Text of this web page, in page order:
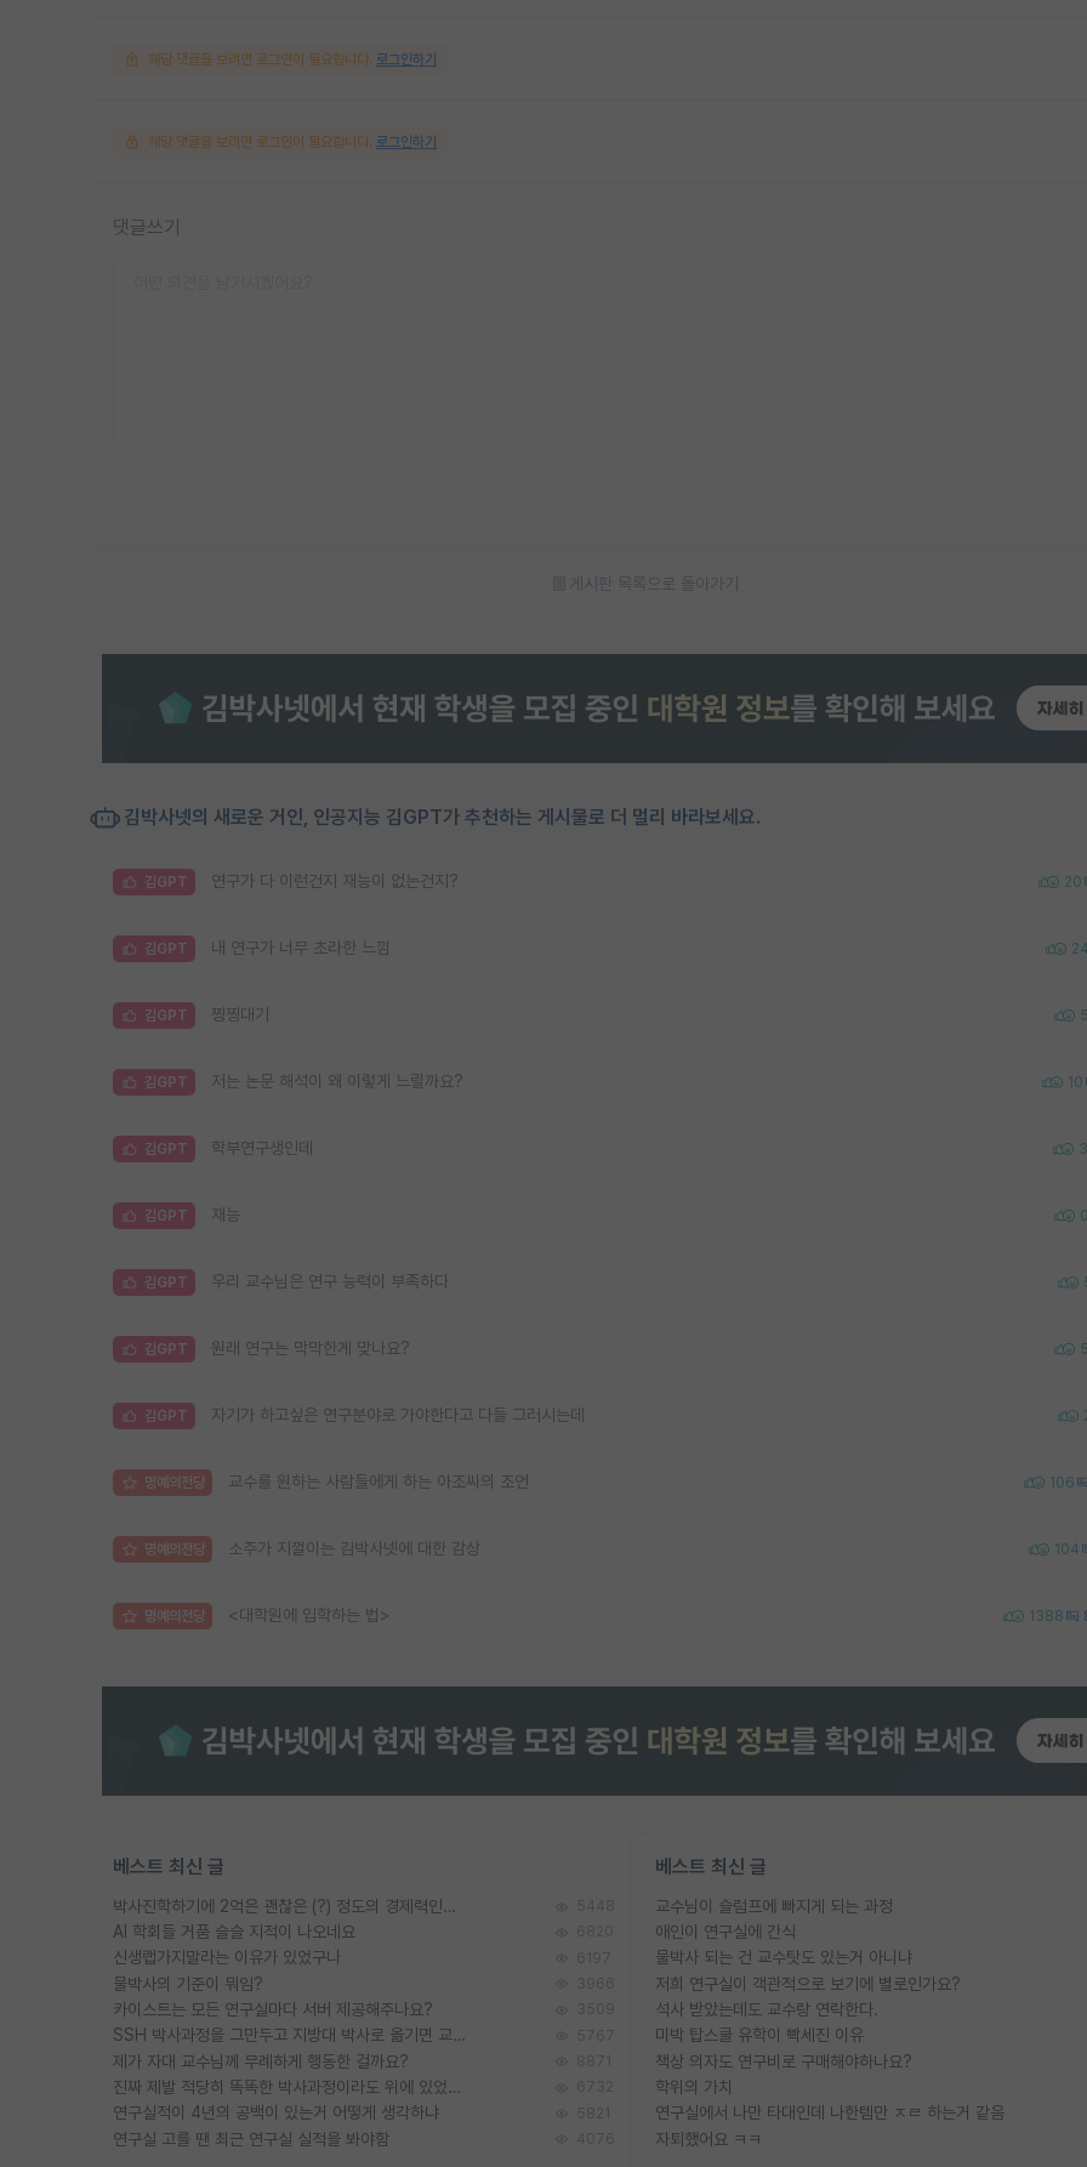
해당 댓글을 보려면 로그인이 필요합니다. 로그인하기
해당 댓글을 보려면 로그인이 필요합니다. 로그인하기
댓글쓰기
게시판 목록으로 돌아가기
김박사넷의 새로운 거인, 인공지능 김GPT가 추천하는 게시물로 더 멀리 바라보세요.
김GPT 연구가 다 이런건지 재능이 없는건지? 20
김GPT 내 연구가 너무 초라한 느낌
김GPT 찡찡대기
김GPT 저는 논문 해석이 왜 이렇게 느릴까요? 10
김GPT 학부연구생인데 3
김GPT 재능
김GPT 우리 교수님은 연구 능력이 부족하다
김GPT 원래 연구는 막막한게 맞나요?
김GPT 자기가 하고싶은 연구분야로 가야한다고 다들 그러시는데
명예의전당 교수를 원하는 사람들에게 하는 아조씨의 조언 106
명예의전당 소주가 지껄이는 김박사넷에 대한 감상 104
명예의전당 <대학원에 입학하는 법> 1388
베스트 최신 글
박사진학하기에 2억은 괜찮은 (?) 정도의 경제력인가요 5448
AI 학회들 거품 슬슬 지적이 나오네요 6820
신생랩가지말라는 이유가 있었구나 6197
물박사의 기준이 뭐임? 3966
카이스트는 모든 연구실마다 서버 제공해주나요? 3509
SSH 박사과정을 그만두고 지방대 박사로 옮기면 교수의 꿈은 끝일까요? 5767
제가 자대 교수님께 무례하게 행동한 걸까요? 8871
진짜 제발 적당히 똑똑한 박사과정이라도 위에 있었으면.. 6732
연구실적이 4년의 공백이 있는거 어떻게 생각하냐 5821
연구실 고를 땐 최근 연구실 실적을 봐야함 4076
베스트 최신 글
교수님이 슬럼프에 빠지게 되는 과정
애인이 연구실에 간식
물박사 되는 건 교수탓도 있는거 아니냐
저희 연구실이 객관적으로 보기에 별로인가요?
석사 받았는데도 교수랑 연락한다.
미박 탑스쿨 유학이 빡세진 이유
책상 의자도 연구비로 구매해야하나요?
학위의 가치
연구실에서 나만 타대인데 나한템만 ㅈㄹ 하는거 같음
자퇴했어요 ㅋㅋ